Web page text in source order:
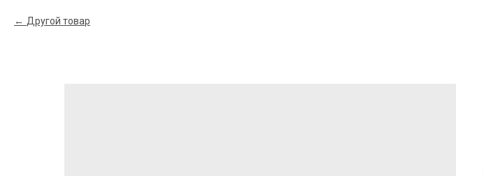
Другой товар